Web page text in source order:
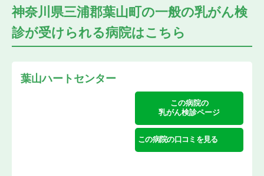
神奈川県三浦郡葉山町の一般の乳がん検
診が受けられる病院はこちら
葉山ハートセンター
この病院の
乳がん検診ページ
この病院の口コミを見る